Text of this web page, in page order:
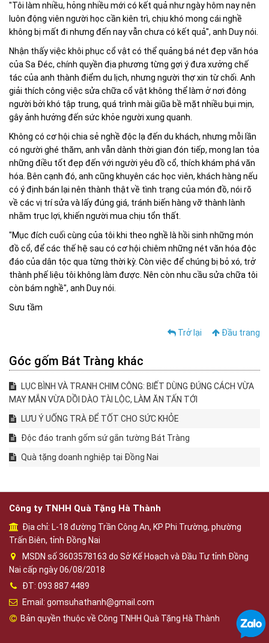
"Tôi làm nhiều, hỏng nhiều mới có kết quả như ngày hôm nay nên
luôn động viên người học cần kiên trì, chịu khó mong cái nghề
không bị mất đi nhưng đến nay vẫn chưa có kết quả", anh Duy nói.
Nhận thấy việc khôi phục cổ vật có thể quảng bá nét đẹp văn hóa
của Sa Đéc, chính quyền địa phương từng gợi ý đưa xưởng chế
tác của anh thành điểm du lịch, nhưng người thợ xin từ chối. Anh
giải thích công việc sửa chữa cổ vật không thể làm ở nơi đông
người bởi khó tập trung, quá trình mài giũa bề mặt nhiều bụi mịn,
gây ảnh hưởng đến sức khỏe người xung quanh.
Không có cơ hội chia sẻ nghề độc lạ đến du khách, nhưng mỗi lần
có người ghé thăm, anh vẫn dành thời gian đón tiếp, mong lan tỏa
những điều tốt đẹp đến với người yêu đồ cổ, thích khám phá văn
hóa. Bên cạnh đó, anh cũng khuyên các học viên, khách hàng nếu
có ý định bán lại nên thành thật về tình trạng của món đồ, nói rõ
về các vị trí sửa và lấy đúng giá, tránh biến hàng vỡ thành lành
nhằm trục lợi, khiến người mua chịu tổn thất.
"Mục đích cuối cùng của tôi khi theo nghề là hồi sinh những món
đồ cổ, để các thế hệ sau có cơ hội chiêm những nét văn hóa độc
đáo của dân tộc qua từng thời kỳ. Còn việc để chúng bị bỏ xó, trở
thành phế liệu tôi không làm được. Nên còn nhu cầu sửa chữa tôi
còn bám nghề", anh Duy nói.
Sưu tầm
Trở lại Đầu trang
Góc gốm Bát Tràng khác
LỤC BÌNH VÀ TRANH CHIM CÔNG: BIẾT DÙNG ĐÚNG CÁCH VỪA
MAY MẮN VỪA DỒI DÀO TÀI LỘC, LÀM ĂN TẤN TỚI
LƯU Ý UỐNG TRÀ ĐỂ TỐT CHO SỨC KHỎE
Độc đáo tranh gốm sứ gắn tường Bát Tràng
Quà tặng doanh nghiệp tại Đồng Nai
Công ty TNHH Quà Tặng Hà Thành
Địa chỉ: L-18 đường Trần Công An, KP Phi Trường, phường
Trấn Biên, tỉnh Đồng Nai
MSDN số 3603578163 do Sở Kế Hoạch và Đầu Tư tỉnh Đồng
Nai cấp ngày 06/08/2018
ĐT: 093 887 4489
Email: gomsuhathanh@gmail.com
Bản quyền thuộc về Công TNHH Quà Tặng Hà Thành